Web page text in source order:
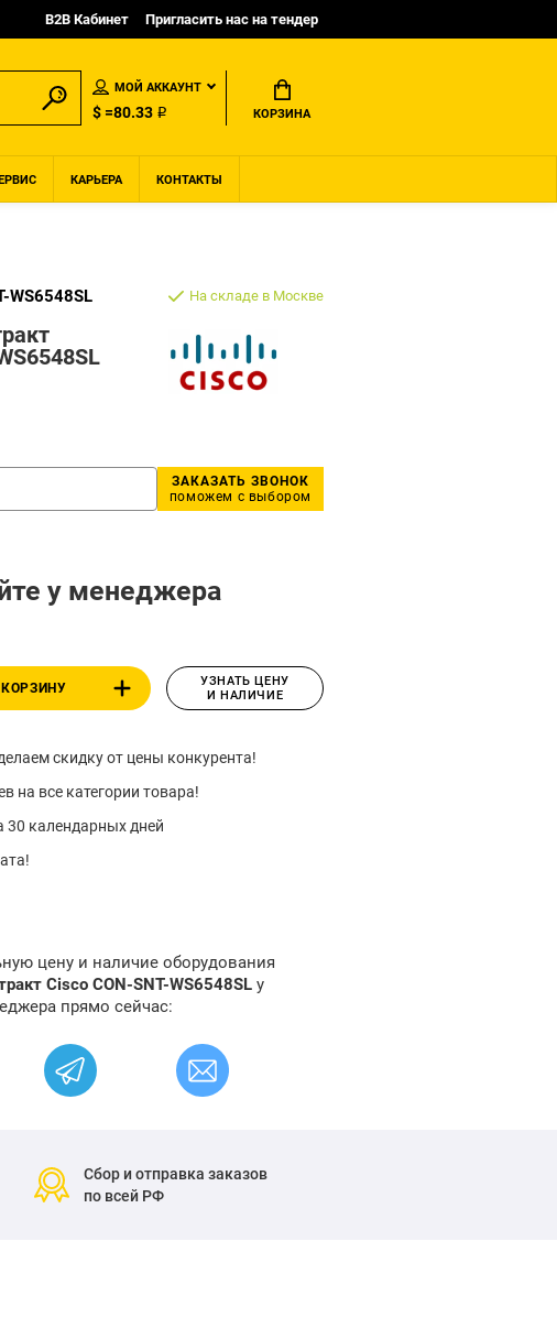
B2B Кабинет Пригласить нас на тендер
МОЙ АККАУНТ
$ =80.33 ₽ КОРЗИНА
КАРЬЕРА КОНТАКТЫ
WS6548SL На складе в Москве
ЗАКАЗАТЬ ЗВОНОК
поможем с выбором
у менеджера
КОРЗИНУ
УЗНАТЬ ЦЕНУ
И НАЛИЧИЕ
скидку от цены конкурента!
на все категории товара!
30 календарных дней
цену и наличие оборудования
Cisco CON-SNT-WS6548SL у
прямо сейчас:
Сбор и отправка заказов
по всей РФ